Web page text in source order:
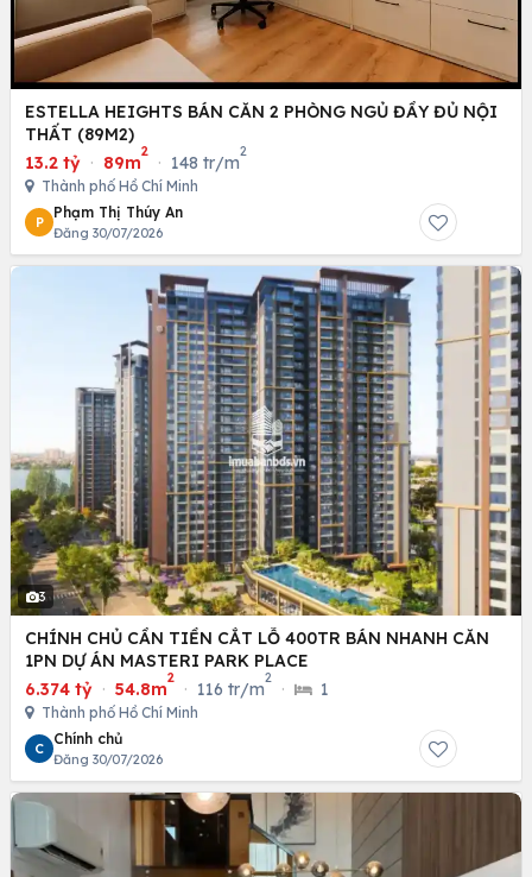
ESTELLA HEIGHTS BÁN CĂN 2 PHÒNG NGỦ ĐẦY ĐỦ NỘI
THẤT (89M2)
13.2 tỷ · 89m
2
· 148 tr/m
2
Thành phố Hồ Chí Minh
P
Phạm Thị Thúy An
Đăng 30/07/2026
3
CHÍNH CHỦ CẦN TIỀN CẮT LỖ 400TR BÁN NHANH CĂN
1PN DỰ ÁN MASTERI PARK PLACE
6.374 tỷ · 54.8m
2
· 116 tr/m
2
· 1
Thành phố Hồ Chí Minh
C
Chính chủ
Đăng 30/07/2026